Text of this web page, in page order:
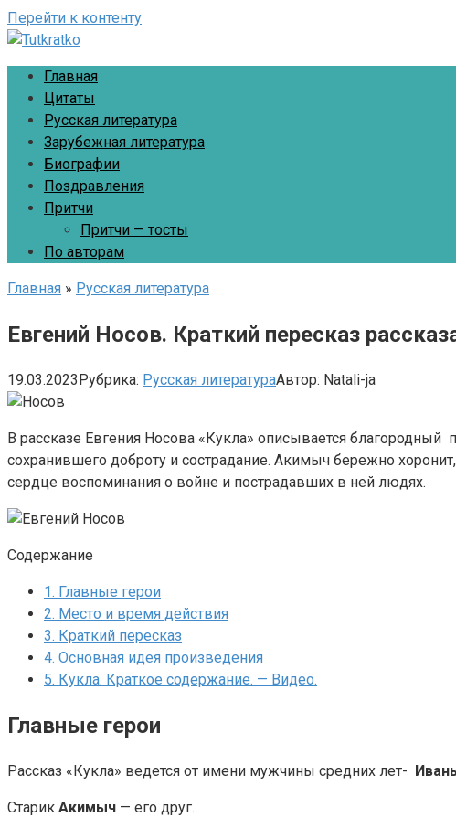
Перейти к контенту
Главная
Цитаты
Русская литература
Зарубежная литература
Биографии
Поздравления
Притчи
Притчи — тосты
По авторам
Главная » Русская литература
Евгений Носов. Краткий пересказ
19.03.2023Рубрика: Русская литератураАвтор: Natali-ja
В рассказе Евгения Носова «Кукла» описывается
сохранившего доброту и сострадание. Акимыч бережно
сердце воспоминания о войне и пострадавших в ней людях.
Содержание
1. Главные герои
2. Место и время действия
3. Краткий пересказ
4. Основная идея произведения
5. Кукла. Краткое содержание. — Видео.
Главные герои
Рассказ «Кукла» ведется от имени мужчины средних лет-
Старик Акимыч — его друг.